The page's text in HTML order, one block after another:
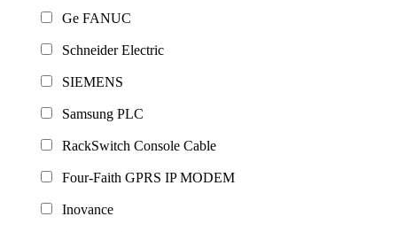
Ge FANUC
Schneider Electric
SIEMENS
Samsung PLC
RackSwitch Console Cable
Four-Faith GPRS IP MODEM
Inovance